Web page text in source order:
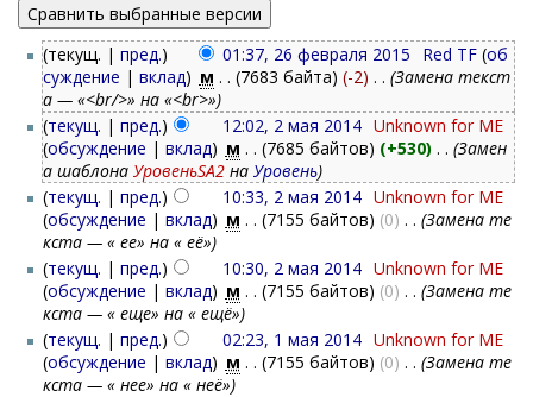
(текущ. | пред.) 01:37, 26 февраля 2015 Red TF (об
суждение | вклад) м . . (7683 байта) (-2) . . (Замена текст
а — «<br/>» на «<br>»)
(текущ. | пред.) 12:02, 2 мая 2014 Unknown for ME
(обсуждение | вклад) м . . (7685 байтов) (+530) . . (Замен
а шаблона УровеньSA2 на Уровень)
(текущ. | пред.) 10:33, 2 мая 2014 Unknown for ME
(обсуждение | вклад) м . . (7155 байтов) (0) . . (Замена те
кста — « ее» на « её»)
(текущ. | пред.) 10:30, 2 мая 2014 Unknown for ME
(обсуждение | вклад) м . . (7155 байтов) (0) . . (Замена те
кста — « еще» на « ещё»)
(текущ. | пред.) 02:23, 1 мая 2014 Unknown for ME
(обсуждение | вклад) м . . (7155 байтов) (0) . . (Замена те
кста — « нее» на « неё»)